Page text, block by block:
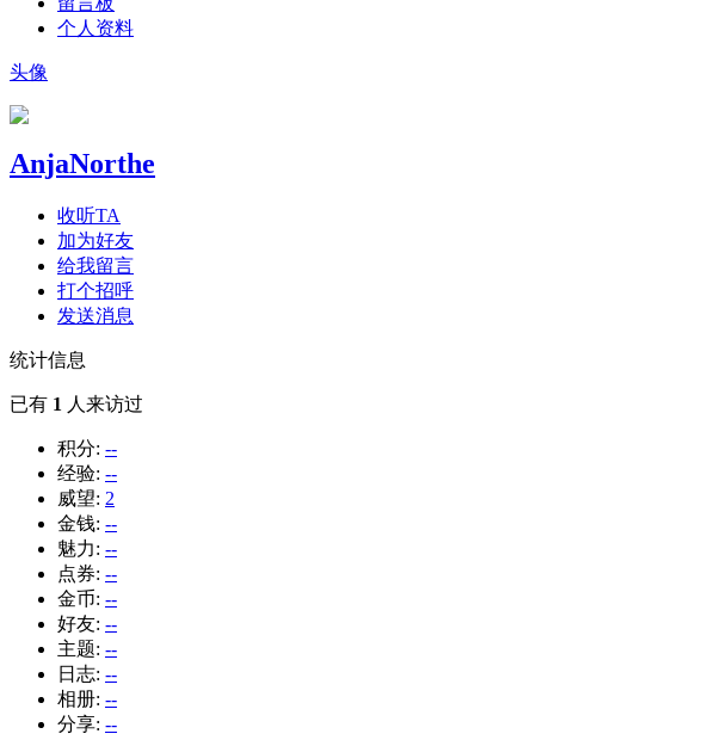
个人资料
头像
AnjaNorthe
收听TA
加为好友
给我留言
打个招呼
发送消息
统计信息
已有 1 人来访过
积分: --
经验: --
威望: 2
金钱: --
魅力: --
点券: --
金币: --
好友: --
主题: --
日志: --
相册: --
分享: --